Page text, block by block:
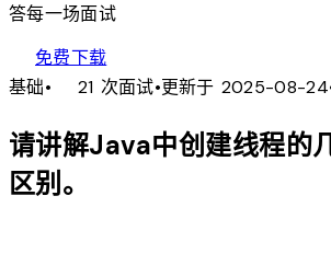
答每一场面试
免费下载
基础• 21 次面试•更新于 2025-08-24
请讲解Java中创建线程的
区别。